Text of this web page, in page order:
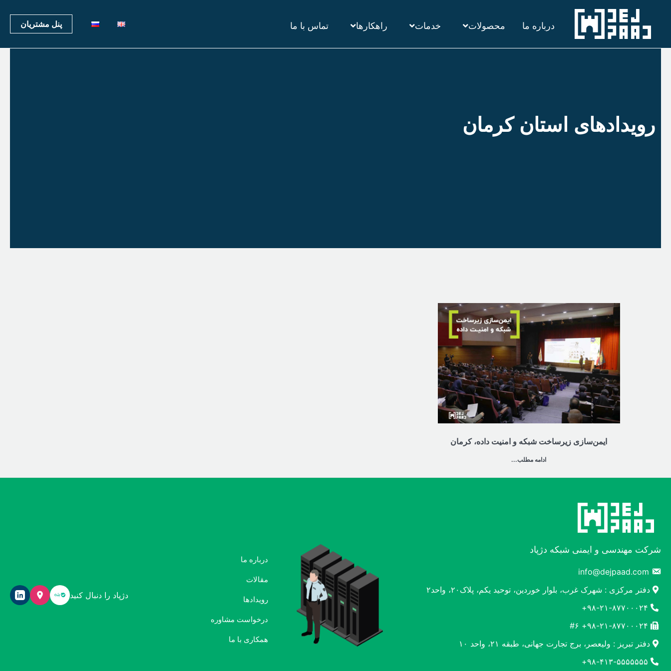
درباره ما محصولات خدمات راهکارها تماس با ما پنل مشتریان
رویدادهای استان کرمان
ایمن‌سازی زیرساخت شبکه و امنیت داده، کرمان
ادامه مطلب...
شرکت مهندسی و ایمنی شبکه دژپاد
info@dejpaad.com
دفتر مرکزی : شهرک غرب، بلوار خوردین، توحید یکم، پلاک۲۰، واحد۲
دفتر تبریز : ولیعصر، برج تجارت جهانی، طبقه ۲۱، واحد ۱۰
درباره ما
مقالات
رویدادها
درخواست مشاوره
همکاری با ما
دژپاد را دنبال کنید